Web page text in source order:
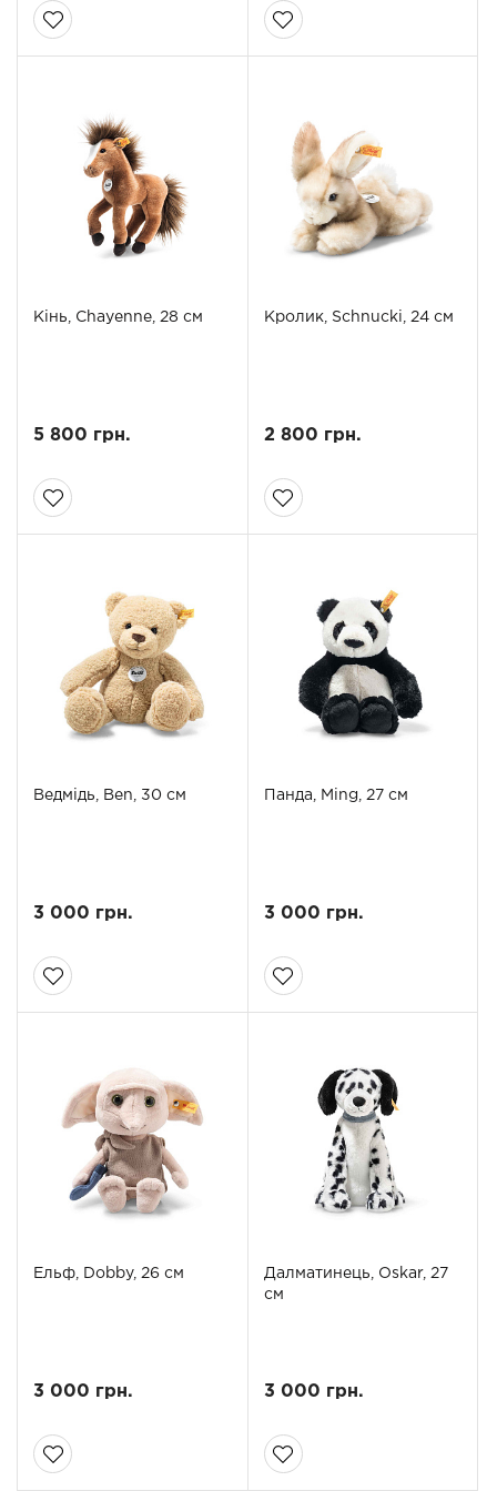
Кінь, Chayenne, 28 см
5 800 грн.
Кролик, Schnucki, 24 см
2 800 грн.
Ведмідь, Ben, 30 см
3 000 грн.
Панда, Ming, 27 см
3 000 грн.
Ельф, Dobby, 26 см
3 000 грн.
Далматинець, Oskar, 27
см
3 000 грн.